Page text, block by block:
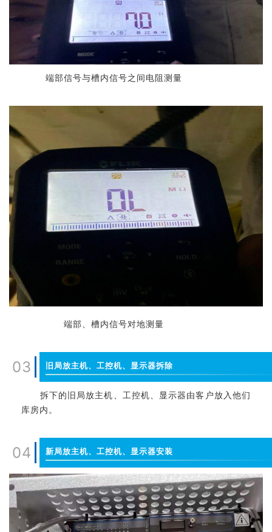
端部信号与槽内信号之间电阻测量
端部、槽内信号对地测量
03 旧局放主机、工控机、显示器拆除
拆下的旧局放主机、工控机、显示器由客户放入他们
库房内。
04 新局放主机、工控机、显示器安装